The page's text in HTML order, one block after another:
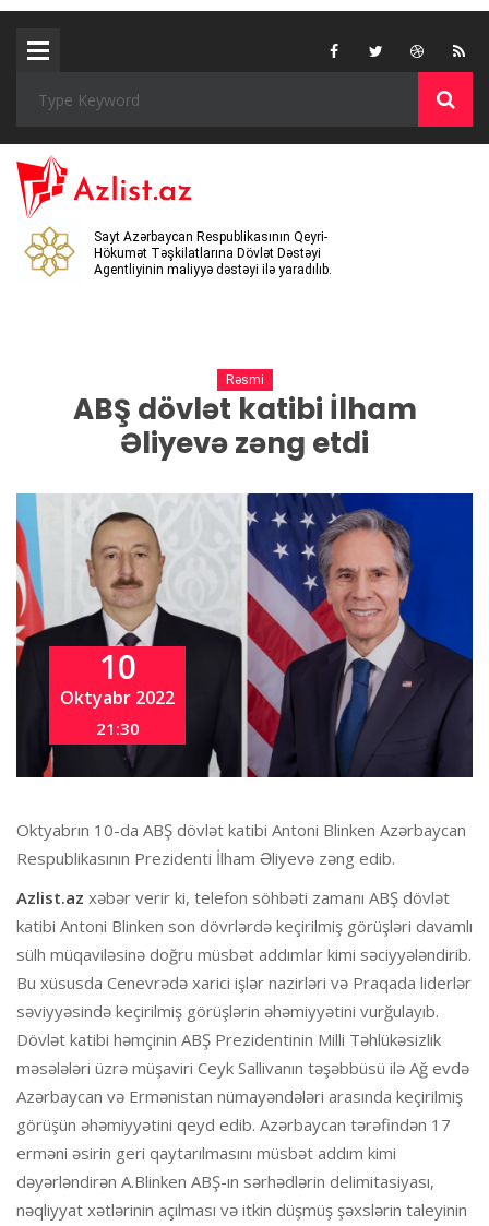
Sayt Azərbaycan Respublikasının Qeyri-
Hökumət Təşkilatlarına Dövlət Dəstəyi
Agentliyinin maliyyə dəstəyi ilə yaradılıb.
Rəsmi
ABŞ dövlət katibi İlham
Əliyevə zəng etdi
10
Oktyabr 2022
21:30
Oktyabrın 10-da ABŞ dövlət katibi Antoni Blinken Azərbaycan
Respublikasının Prezidenti İlham Əliyevə zəng edib.
Azlist.az xəbər verir ki, telefon söhbəti zamanı ABŞ dövlət
katibi Antoni Blinken son dövrlərdə keçirilmiş görüşləri davamlı
sülh müqaviləsinə doğru müsbət addımlar kimi səciyyələndirib.
Bu xüsusda Cenevrədə xarici işlər nazirləri və Praqada liderlər
səviyyəsində keçirilmiş görüşlərin əhəmiyyətini vurğulayıb.
Dövlət katibi həmçinin ABŞ Prezidentinin Milli Təhlükəsizlik
məsələləri üzrə müşaviri Ceyk Sallivanın təşəbbüsü ilə Ağ evdə
Azərbaycan və Ermənistan nümayəndələri arasında keçirilmiş
görüşün əhəmiyyətini qeyd edib. Azərbaycan tərəfindən 17
erməni əsirin geri qaytarılmasını müsbət addım kimi
dəyərləndirən A.Blinken ABŞ-ın sərhədlərin delimitasiyası,
nəqliyyat xətlərinin açılması və itkin düşmüş şəxslərin taleyinin